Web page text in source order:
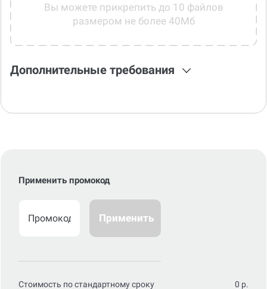
Вы можете прикрепить до 10 файлов
размером не более 40Мб
Дополнительные требования
Применить промокод
Применить
Стоимость по стандартному сроку 0 р.